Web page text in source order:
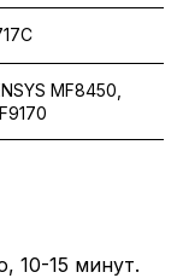
MF8450,
10-15 минут.